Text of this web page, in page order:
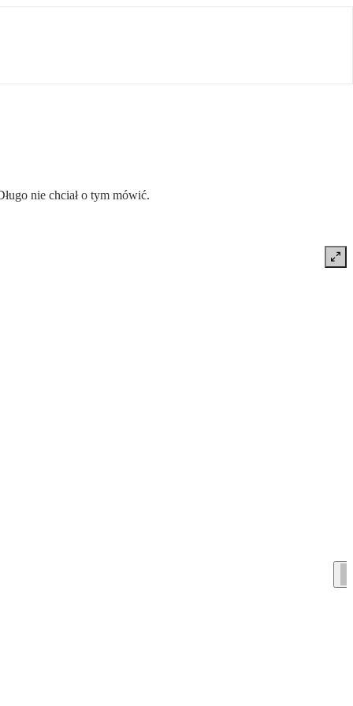
nie chciał o tym mówić.